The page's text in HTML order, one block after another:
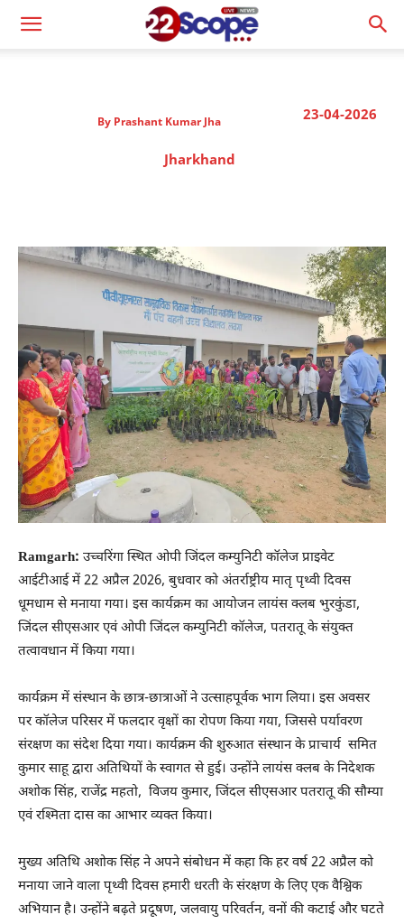
23-04-2026
By Prashant Kumar Jha
Jharkhand
Ramgarh: उच्चरिंगा स्थित ओपी जिंदल कम्युनिटी कॉलेज प्राइवेट
आईटीआई में 22 अप्रैल 2026, बुधवार को अंतर्राष्ट्रीय मातृ पृथ्वी दिवस
धूमधाम से मनाया गया। इस कार्यक्रम का आयोजन लायंस क्लब भुरकुंडा,
जिंदल सीएसआर एवं ओपी जिंदल कम्युनिटी कॉलेज, पतरातू के संयुक्त
तत्वावधान में किया गया।
कार्यक्रम में संस्थान के छात्र-छात्राओं ने उत्साहपूर्वक भाग लिया। इस अवसर
पर कॉलेज परिसर में फलदार वृक्षों का रोपण किया गया, जिससे पर्यावरण
संरक्षण का संदेश दिया गया। कार्यक्रम की शुरुआत संस्थान के प्राचार्य समित
कुमार साहू द्वारा अतिथियों के स्वागत से हुई। उन्होंने लायंस क्लब के निदेशक
अशोक सिंह, राजेंद्र महतो, विजय कुमार, जिंदल सीएसआर पतरातू की सौम्या
एवं रश्मिता दास का आभार व्यक्त किया।
मुख्य अतिथि अशोक सिंह ने अपने संबोधन में कहा कि हर वर्ष 22 अप्रैल को
मनाया जाने वाला पृथ्वी दिवस हमारी धरती के संरक्षण के लिए एक वैश्विक
अभियान है। उन्होंने बढ़ते प्रदूषण, जलवायु परिवर्तन, वनों की कटाई और घटते